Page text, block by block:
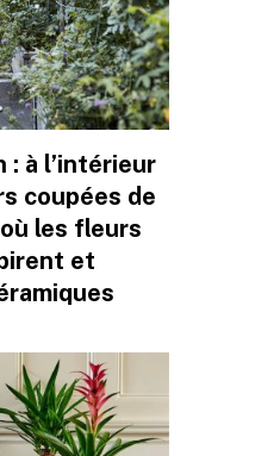
: à l’intérieur
coupées de
les fleurs
et